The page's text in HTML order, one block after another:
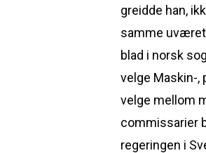
greidde han,
samme uværet
blad i norsk
velge Maskin-,
velge mellom
commissarier
regeringen i